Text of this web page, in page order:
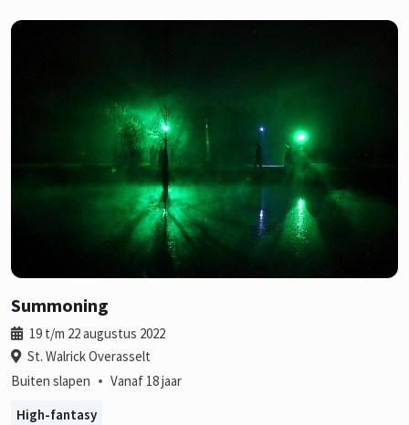
Summoning
19 t/m 22 augustus 2022
St. Walrick Overasselt
Buiten slapen • Vanaf 18 jaar
High-fantasy